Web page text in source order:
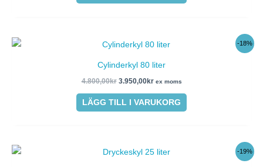
-18%
Cylinderkyl 80 liter
4.800,00kr
Det
ursprungliga
var:
4.800,00kr.
3.950,00kr
Det
är:
3.950,00kr.
ex moms
LÄGG TILL I VARUKORG
-19%
Det
ursprungliga
Det